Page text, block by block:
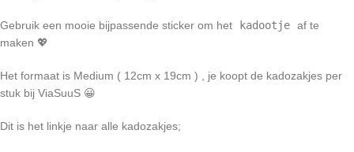
Gebruik een mooie bijpassende sticker om het kadootje af te
maken 💖
Het formaat is Medium ( 12cm x 19cm ) , je koopt de kadozakjes per
stuk bij ViaSuuS 😀
Dit is het linkje naar alle kadozakjes;